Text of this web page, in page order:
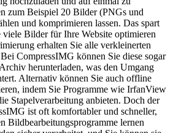
zum Beispiel 20 Bilder (PNGs und
und komprimieren lassen. Das spart
viele Bilder für Ihre Website optimieren
erhalten Sie alle verkleinerten
CompressIMG können Sie diese sogar
herunterladen, was den Umgang
Alternativ können Sie auch offline
indem Sie Programme wie IrfanView
Stapelverarbeitung anbieten. Doch der
ist oft komfortabler und schneller,
Bildbearbeitungsprogramme lernen